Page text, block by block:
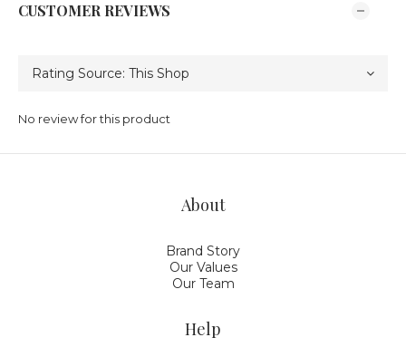
CUSTOMER REVIEWS
No review for this product
About
Brand Story
Our Values
Our Team
Help